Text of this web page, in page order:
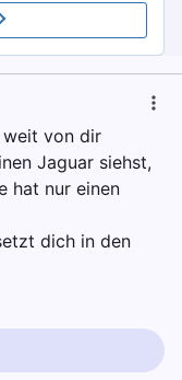
weit von dir
Jaguar siehst,
hat nur einen
dich in den